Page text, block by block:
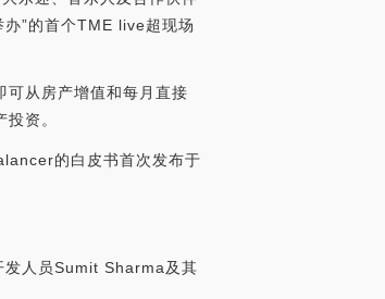
”的首个TME live超现场
从房产增值和每月直接
资。
的白皮书首次发布于
人员Sumit Sharma及其